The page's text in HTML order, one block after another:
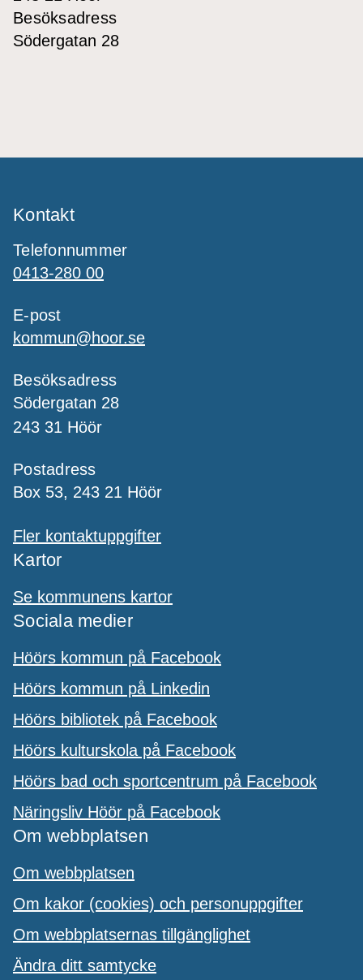
Besöksadress
Södergatan 28
Kontakt
Telefonnummer
0413-280 00
E-post
kommun@hoor.se
Besöksadress
Södergatan 28
243 31 Höör
Postadress
Box 53, 243 21 Höör
Fler kontaktuppgifter
Kartor
Se kommunens kartor
Sociala medier
Höörs kommun på Facebook
Höörs kommun på Linkedin
Höörs bibliotek på Facebook
Höörs kulturskola på Facebook
Höörs bad och sportcentrum på Facebook
Näringsliv Höör på Facebook
Om webbplatsen
Om webbplatsen
Om kakor (cookies) och personuppgifter
Om webbplatsernas tillgänglighet
Ändra ditt samtycke